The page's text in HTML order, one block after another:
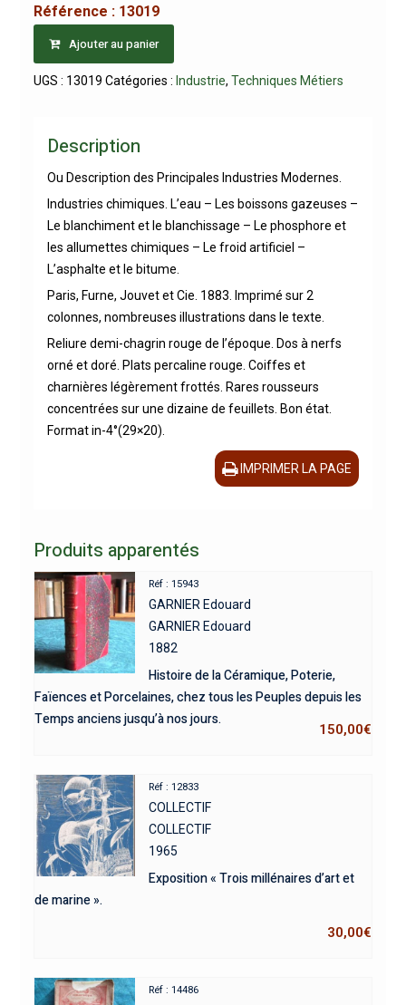
Référence : 13019
Ajouter au panier
UGS : 13019 Catégories : Industrie, Techniques Métiers
Description
Ou Description des Principales Industries Modernes.
Industries chimiques. L’eau – Les boissons gazeuses –
Le blanchiment et le blanchissage – Le phosphore et
les allumettes chimiques – Le froid artificiel –
L’asphalte et le bitume.
Paris, Furne, Jouvet et Cie. 1883. Imprimé sur 2
colonnes, nombreuses illustrations dans le texte.
Reliure demi-chagrin rouge de l’époque. Dos à nerfs
orné et doré. Plats percaline rouge. Coiffes et
charnières légèrement frottés. Rares rousseurs
concentrées sur une dizaine de feuillets. Bon état.
Format in-4°(29×20).
IMPRIMER LA PAGE
Produits apparentés
Réf : 15943
GARNIER Edouard
GARNIER Edouard
1882
Histoire de la Céramique, Poterie,
Faïences et Porcelaines, chez tous les Peuples depuis les
Temps anciens jusqu’à nos jours.
150,00€
Réf : 12833
COLLECTIF
COLLECTIF
1965
Exposition « Trois millénaires d’art et
de marine ».
30,00€
Réf : 14486